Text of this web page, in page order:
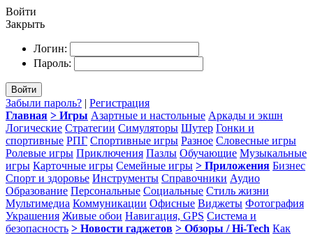
Войти
Закрыть
Логин:
Пароль:
Войти
Забыли пароль? | Регистрация
Главная > Игры Азартные и настольные Аркады и экшн
Логические Стратегии Симуляторы Шутер Гонки и
спортивные РПГ Спортивные игры Разное Словесные игры
Ролевые игры Приключения Пазлы Обучающие Музыкальные
игры Карточные игры Семейные игры > Приложения Бизнес
Спорт и здоровье Инструменты Справочники Аудио
Образование Персональные Социальные Стиль жизни
Мультимедиа Коммуникации Офисные Виджеты Фотография
Украшения Живые обои Навигация, GPS Система и
безопасность > Новости гаджетов > Обзоры / Hi-Tech Как